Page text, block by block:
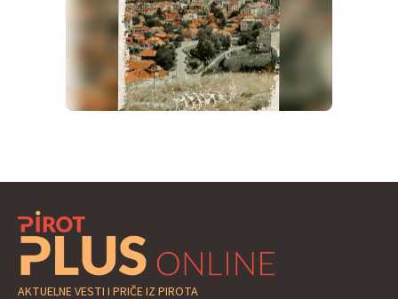
AKTUELNE VESTI I PRIČE IZ PIROTA